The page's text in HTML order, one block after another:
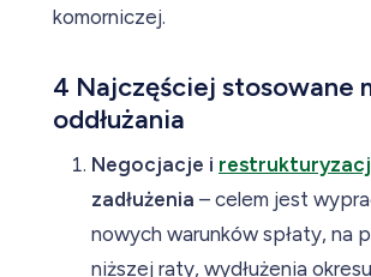
komorniczej.
4 Najczęściej stosowane
oddłużania
Negocjacje i
zadłużenia – celem jest
nowych warunków spłaty, na
niższej raty, wydłużenia